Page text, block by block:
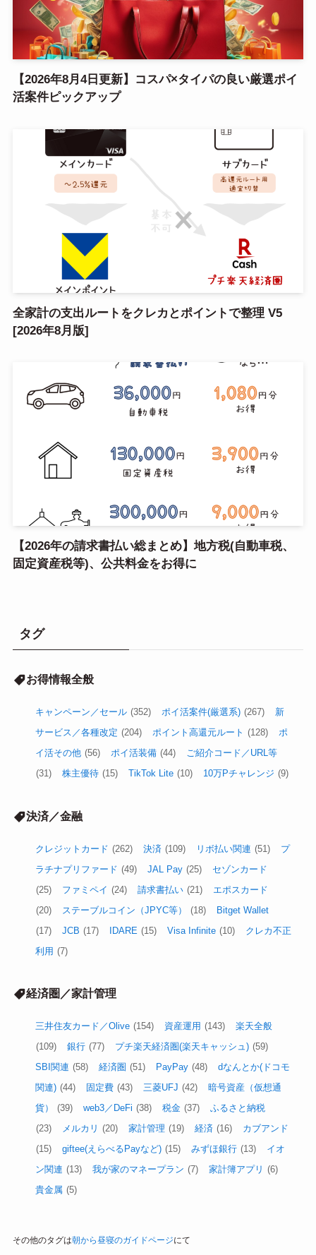
【2026年8月4日更新】コスパ×タイパの良い厳選ポイ
活案件ピックアップ
全家計の支出ルートをクレカとポイントで整理 V5
[2026年8月版]
【2026年の請求書払い総まとめ】地方税(自動車税、
固定資産税等)、公共料金をお得に
タグ
お得情報全般
キャンペーン／セール (352) ポイ活案件(厳選系) (267)
新
サービス／各種改定 (204) ポイント高還元ルート (128)
ポ
イ活その他 (56) ポイ活装備 (44)
ご紹介コード／URL等
(31)
株主優待 (15) TikTok Lite (10) 10万Pチャレンジ (9)
決済／金融
クレジットカード (262) 決済 (109) リボ払い関連 (51)
プ
ラチナプリファード (49) JAL Pay (25)
セゾンカード
(25)
ファミペイ (24) 請求書払い (21)
エポスカード
(20)
ステーブルコイン（JPYC等） (18)
Bitget Wallet
(17)
JCB (17) IDARE (15) Visa Infinite (10)
クレカ不正
利用 (7)
経済圏／家計管理
三井住友カード／Olive (154) 資産運用 (143)
楽天全般
(109)
銀行 (77) プチ楽天経済圏(楽天キャッシュ) (59)
SBI関連 (58) 経済圏 (51) PayPay (48)
dなんとか(ドコモ
関連) (44) 固定費 (43) 三菱UFJ (42)
暗号資産（仮想通
貨）
(39) web3／DeFi (38) 税金 (37)
ふるさと納税
(23)
メルカリ (20) 家計管理 (19) 経済 (16)
カブアンド
(15)
giftee(えらべるPayなど) (15) みずほ銀行 (13)
イオ
ン関連 (13) 我が家のマネープラン (7) 家計簿アプリ (6)
貴金属 (5)
その他のタグは朝から昼寝のガイドページにて